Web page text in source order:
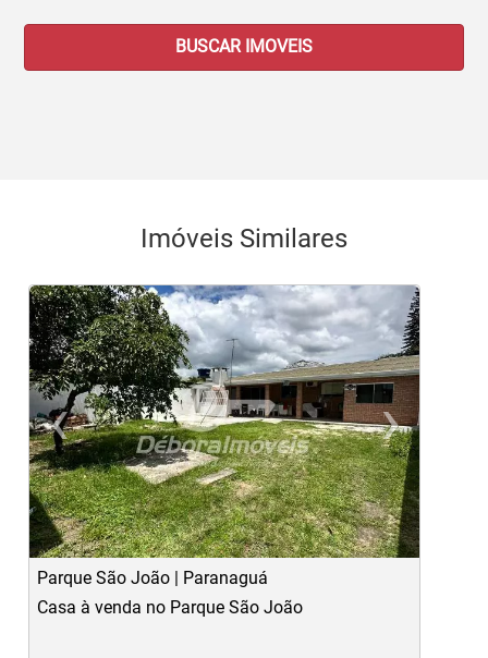
BUSCAR IMOVEIS
Imóveis Similares
‹
Previous
›
Parque São João | Paranaguá
Casa à venda no Parque São João